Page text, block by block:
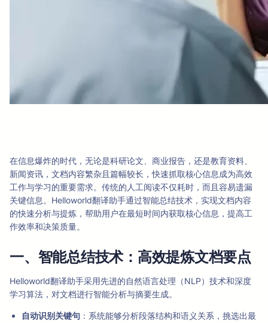
在信息爆炸的时代，无论是科研论文、商业报告，还是教育资料、
新闻资讯，文档内容繁杂且篇幅较长，快速抓取核心信息成为高效
工作与学习的重要需求。传统的人工阅读不仅耗时，而且容易遗漏
关键信息。Helloworld翻译助手通过智能总结技术，实现文档内容
的快速分析与提炼，帮助用户在最短时间内获取核心信息，提高工
作效率和决策质量。
一、智能总结技术：高效提炼文档要点
Helloworld翻译助手采用先进的自然语言处理（NLP）技术和深度
学习算法，对文档进行智能分析与摘要生成。
自动识别关键句 ：系统能够分析段落结构和语义关系，挑选出最